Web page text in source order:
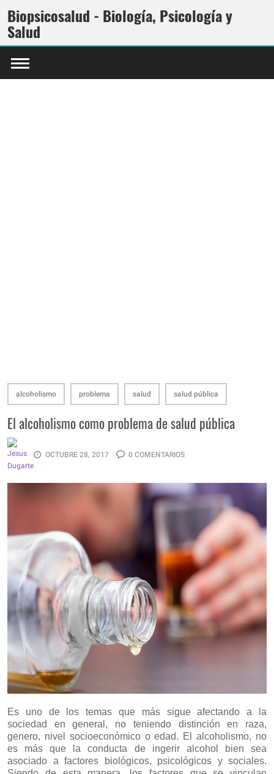
Biopsicosalud - Biología, Psicología y
Salud
alcoholismo problema salud salud pública
El alcoholismo como problema de salud pública
OCTUBRE 28, 2017 0 COMENTARIOS
Es uno de los temas que más sigue afectando a la
sociedad en general, no teniendo distinción en raza,
genero, nivel socioeconómico o edad. El alcoholismo, no
es más que la conducta de ingerir alcohol bien sea
asociado a factores biológicos, psicológicos y sociales.